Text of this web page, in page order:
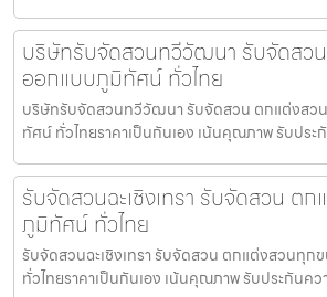
บริษัทรับจัดสวนทวีวัฒนา รับจัดสว
ออกแบบภูมิทัศน์ ทั่วไทย
บริษัทรับจัดสวนทวีวัฒนา รับจัดสวน ตกแต่งสว
ทัศน์ ทั่วไทยราคาเป็นกันเอง เน้นคุณภาพ รับประ
รับจัดสวนฉะเชิงเทรา รับจัดสวน ต
ภูมิทัศน์ ทั่วไทย
รับจัดสวนฉะเชิงเทรา รับจัดสวน ตกแต่งสวนทุ
ทั่วไทยราคาเป็นกันเอง เน้นคุณภาพ รับประกันค